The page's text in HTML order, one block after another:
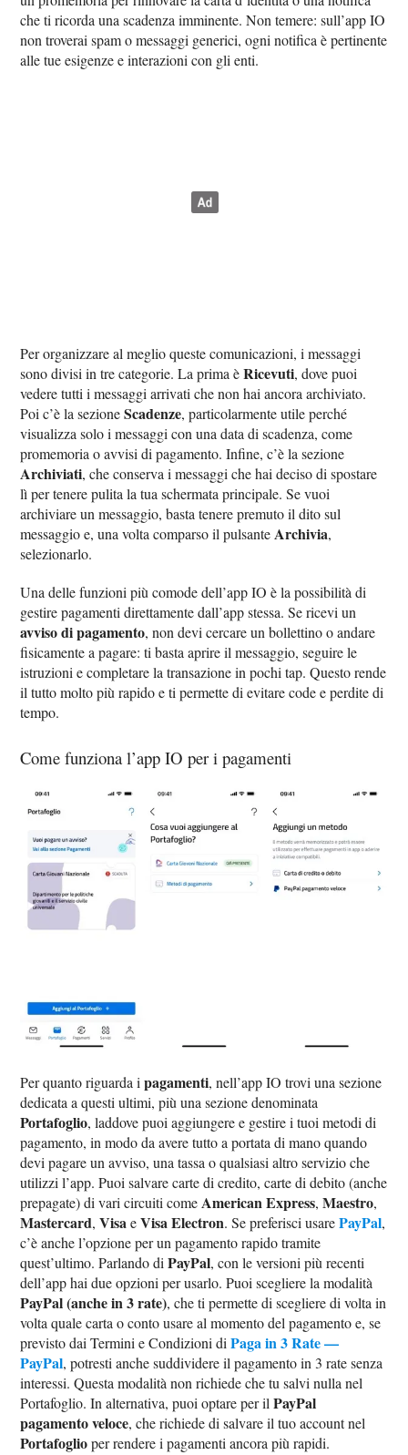
che ti ricorda una scadenza imminente. Non temere: sull’app IO
non troverai spam o messaggi generici, ogni notifica è pertinente
alle tue esigenze e interazioni con gli enti.
Per organizzare al meglio queste comunicazioni, i messaggi
sono divisi in tre categorie. La prima èRicevuti, dove puoi
vedere tutti i messaggi arrivati che non hai ancora archiviato.
Poi c’è la sezioneScadenze, particolarmente utile perché
visualizza solo i messaggi con una data di scadenza, come
promemoria o avvisi di pagamento. Infine, c’è la sezione
Archiviati, che conserva i messaggi che hai deciso di spostare
lì per tenere pulita la tua schermata principale. Se vuoi
archiviare un messaggio, basta tenere premuto il dito sul
messaggio e, una volta comparso il pulsante Archivia,
selezionarlo.
Una delle funzioni più comode dell’app IO è la possibilità di
gestire pagamenti direttamente dall’app stessa. Se ricevi un
avviso di pagamento, non devi cercare un bollettino o andare
fisicamente a pagare: ti basta aprire il messaggio, seguire le
istruzioni e completare la transazione in pochi tap. Questo rende
il tutto molto più rapido e ti permette di evitare code e perdite di
tempo.
Come funziona l’app IO per i pagamenti
Per quanto riguarda ipagamenti, nell’app IO trovi una sezione
dedicata a questi ultimi, più una sezione denominata
Portafoglio, laddove puoi aggiungere e gestire i tuoi metodi di
pagamento, in modo da avere tutto a portata di mano quando
devi pagare un avviso, una tassa o qualsiasi altro servizio che
utilizzi l’app. Puoi salvare carte di credito, carte di debito (anche
prepagate) di vari circuiti comeAmerican Express,Maestro,
Mastercard,VisaeVisa Electron. Se preferisci usarePayPal,
c’è anche l’opzione per un pagamento rapido tramite
quest’ultimo. Parlando diPayPal, con le versioni più recenti
dell’app hai due opzioni per usarlo. Puoi scegliere la modalità
PayPal (anche in 3 rate), che ti permette di scegliere di volta in
volta quale carta o conto usare al momento del pagamento e, se
previsto dai Termini e Condizioni diPaga in 3 Rate —
PayPal, potresti anche suddividere il pagamento in 3 rate senza
interessi. Questa modalità non richiede che tu salvi nulla nel
Portafoglio. In alternativa, puoi optare per ilPayPal
pagamento veloce, che richiede di salvare il tuo account nel
Portafoglioper rendere i pagamenti ancora più rapidi.